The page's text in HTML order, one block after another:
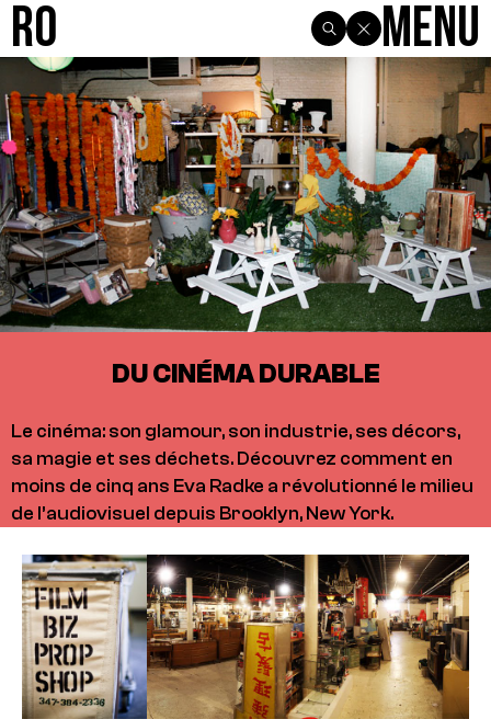
R0 Menu
DU CINÉMA DURABLE
Le cinéma: son glamour, son industrie, ses décors,
sa magie et ses déchets. Découvrez comment en
moins de cinq ans Eva Radke a révolutionné le milieu
de l’audiovisuel depuis Brooklyn, New York.